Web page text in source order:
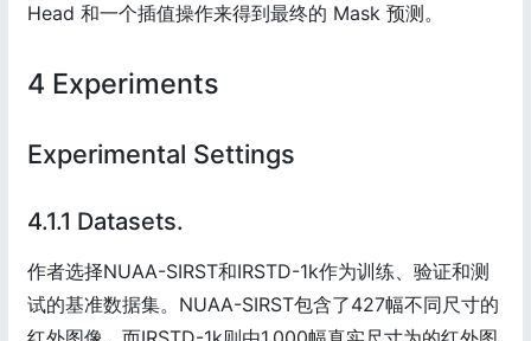
Head 和一个插值操作来得到最终的 Mask 预测。
4 Experiments
Experimental Settings
4.1.1 Datasets.
作者选择NUAA-SIRST和IRSTD-1k作为训练、验证和测
试的基准数据集。NUAA-SIRST包含了427幅不同尺寸的